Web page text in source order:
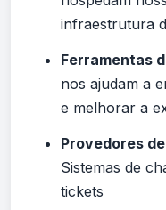
infraestrutura
Ferramentas
nos ajudam a
e melhorar a
Provedores
Sistemas de
tickets